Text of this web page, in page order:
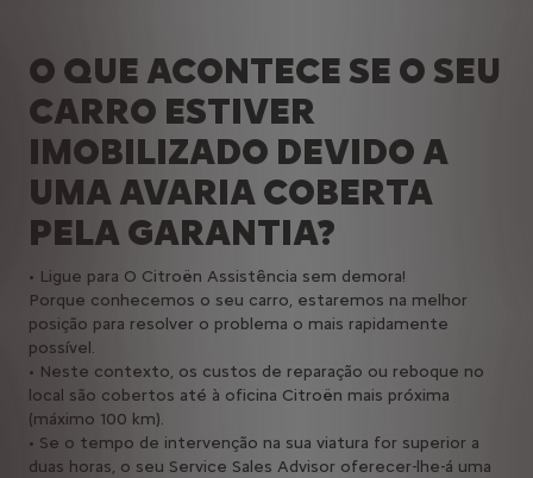
O QUE ACONTECE SE O SEU
CARRO ESTIVER
IMOBILIZADO DEVIDO A
UMA AVARIA COBERTA
PELA GARANTIA?
• Ligue para O Citroën Assistência sem demora!
Porque conhecemos o seu carro, estaremos na melhor
posição para resolver o problema o mais rapidamente
possível.
• Neste contexto, os custos de reparação ou reboque no
local são cobertos até à oficina Citroën mais próxima
(máximo 100 km).
• Se o tempo de intervenção na sua viatura for superior a
duas horas, o seu Service Sales Advisor oferecer-lhe-á uma